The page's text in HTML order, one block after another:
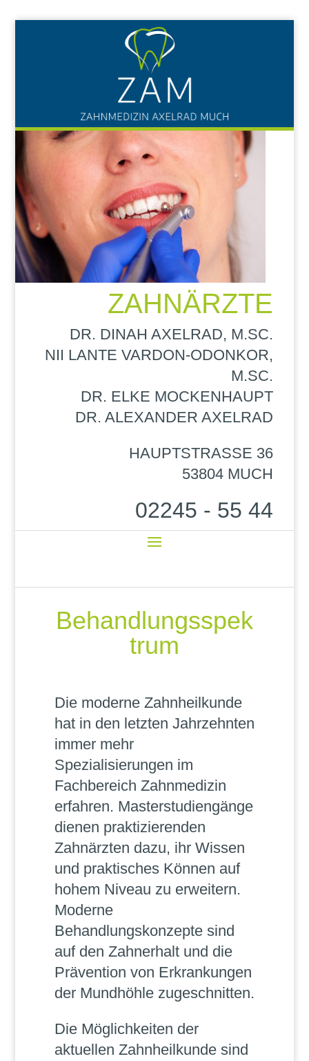
ZAHNÄRZTE
DR. DINAH AXELRAD, M.SC.
NII LANTE VARDON-ODONKOR,
M.SC.
DR. ELKE MOCKENHAUPT
DR. ALEXANDER AXELRAD
HAUPTSTRASSE 36
53804 MUCH
02245 - 55 44
Behandlungsspek
trum
Die moderne Zahnheilkunde
hat in den letzten Jahrzehnten
immer mehr
Spezialisierungen im
Fachbereich Zahnmedizin
erfahren. Masterstudiengänge
dienen praktizierenden
Zahnärzten dazu, ihr Wissen
und praktisches Können auf
hohem Niveau zu erweitern.
Moderne
Behandlungskonzepte sind
auf den Zahnerhalt und die
Prävention von Erkrankungen
der Mundhöhle zugeschnitten.
Die Möglichkeiten der
aktuellen Zahnheilkunde sind